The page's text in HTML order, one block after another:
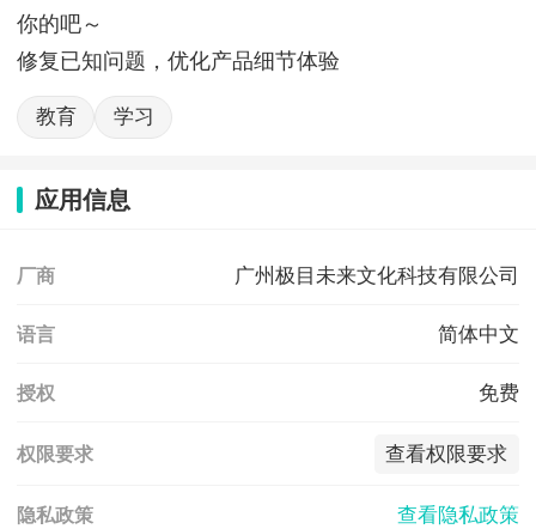
你的吧～
修复已知问题，优化产品细节体验
教育 学习
应用信息
厂商 广州极目未来文化科技有限公司
语言 简体中文
授权 免费
权限要求 查看权限要求
隐私政策 查看隐私政策